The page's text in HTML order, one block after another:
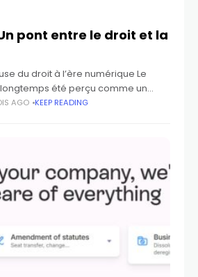
pont entre le droit et la
du droit à l’ère numérique Le
été perçu comme un
des traditions anciennes, des
AGO KEEP READING